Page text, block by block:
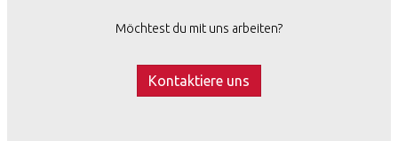
Möchtest du mit uns arbeiten?
Kontaktiere uns